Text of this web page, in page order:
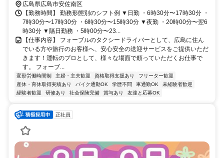
広島県広島市安佐南区
【勤務時間】 勤務形態別のシフト例 ▼日勤 ・6時30分〜17時30分 ・
7時30分〜17時30分 ・6時30分〜15時30分 ▼夜勤 ・20時00分〜翌6
時30分 ▼隔日勤務 ・5時00分〜23...
【仕事内容】 フォーブルのタクシードライバーとして、広島に住ん
でいる方や旅行のお客様へ、安心安全の送迎サービスをご提供いただ
きます！運転のプロとして、様々な場面で頼っていただくお仕事で
す。 フォーブ...
変形労働時間制 主婦・主夫歓迎 資格取得支援あり
フリーター歓迎
産休・育休取得実績あり
バイク通勤OK 学歴不問 車通勤OK
未経験者歓迎
経験者歓迎
研修あり 社会保険完備 賞与あり 友達と応募OK
正社員